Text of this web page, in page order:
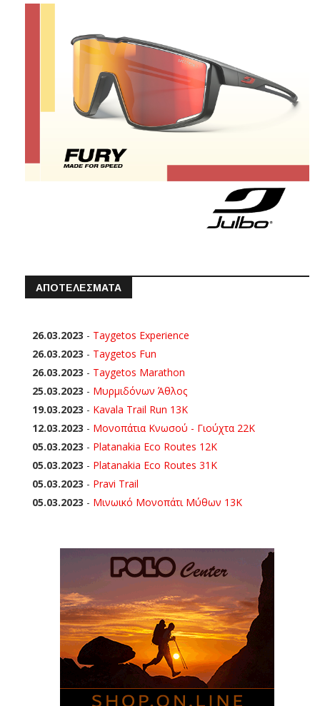
ΑΠΟΤΕΛΕΣΜΑΤΑ
26.03.2023 - Taygetos Experience
26.03.2023 - Taygetos Fun
26.03.2023 - Taygetos Marathon
25.03.2023 - Μυρμιδόνων Άθλος
19.03.2023 - Kavala Trail Run 13K
12.03.2023 - Μονοπάτια Κνωσού - Γιούχτα 22Κ
05.03.2023 - Platanakia Eco Routes 12K
05.03.2023 - Platanakia Eco Routes 31K
05.03.2023 - Pravi Trail
05.03.2023 - Μινωικό Μονοπάτι Μύθων 13Κ